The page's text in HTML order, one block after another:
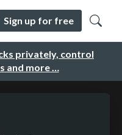
privately, control
and more …
Sign up for free